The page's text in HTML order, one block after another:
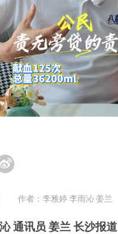
作者：李雅婷 李雨沁 姜兰
通讯员 姜兰 长沙报道